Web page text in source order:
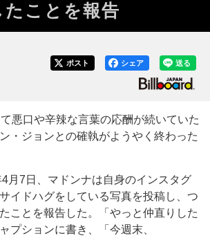
ことを報告
送る
シェア
ポスト
悪口や辛辣な言葉の応酬が続いていた
・ジョンとの確執がようやく終わった
月7日、マドンナは自身のインスタグ
イドハグをしている写真を投稿し、つ
ことを報告した。「やっと仲直りした
プションに書き、「今週末、